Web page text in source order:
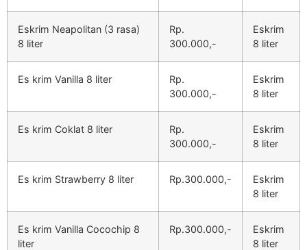
Eskrim Neapolitan (3 rasa)
8 liter
Rp.
300.000,-
Eskrim
8 liter
Es krim Vanilla 8 liter
Rp.
300.000,-
Eskrim
8 liter
Es krim Coklat 8 liter
Rp.
300.000,-
Eskrim
8 liter
Es krim Strawberry 8 liter Rp.300.000,-
Eskrim
8 liter
Es krim Vanilla Cocochip 8
liter
Rp.300.000,-
Eskrim
8 liter